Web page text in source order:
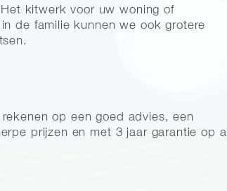
kitwerk voor uw woning of
de familie kunnen we ook grotere
op een goed advies, een
prijzen en met 3 jaar garantie op al